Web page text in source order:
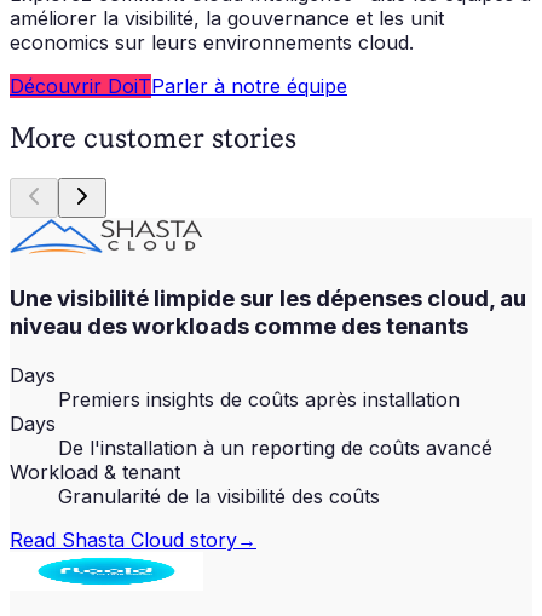
améliorer la visibilité, la gouvernance et les unit
economics sur leurs environnements cloud.
Découvrir DoiTParler à notre équipe
More customer stories
Une visibilité limpide sur les dépenses cloud, au
niveau des workloads comme des tenants
Days
Premiers insights de coûts après installation
Days
De l'installation à un reporting de coûts avancé
Workload & tenant
Granularité de la visibilité des coûts
Read Shasta Cloud story→